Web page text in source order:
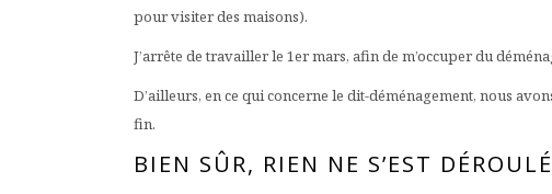
pour visiter des maisons).
J’arrête de travailler le 1er mars, afin de m’occuper du
D’ailleurs, en ce qui concerne le dit-déménagement, nous
fin.
BIEN SÛR, RIEN NE S’EST